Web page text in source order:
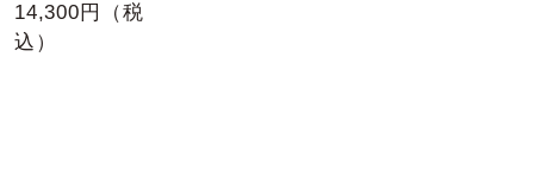
14,300円（税
込）